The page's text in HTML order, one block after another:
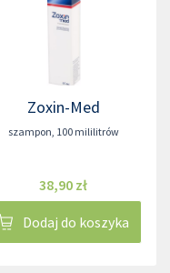
Zoxin-Med
szampon, 100 mililitrów
38,90 zł
Dodaj do koszyka